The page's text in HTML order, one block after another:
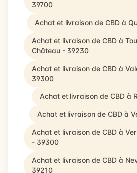
39700
Achat et livraison de CBD à
Achat et livraison de CBD à
Château - 39230
Achat et livraison de CBD à
39300
Achat et livraison de CBD à
Achat et livraison de CBD à
Achat et livraison de CBD à
- 39300
Achat et livraison de CBD à
39210